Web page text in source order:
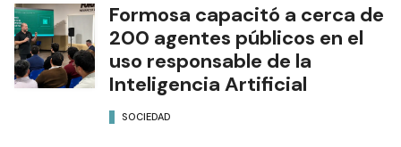
Formosa capacitó a cerca de
200 agentes públicos en el
uso responsable de la
Inteligencia Artificial
SOCIEDAD